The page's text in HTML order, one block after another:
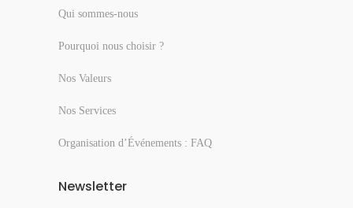
Qui sommes-nous
Pourquoi nous choisir ?
Nos Valeurs
Nos Services
Organisation d’Événements : FAQ
Newsletter